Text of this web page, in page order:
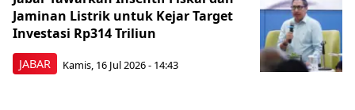
JABAR
Jaminan Listrik untuk Kejar Target
Investasi Rp314 Triliun
Kamis, 16 Jul 2026 - 14:43